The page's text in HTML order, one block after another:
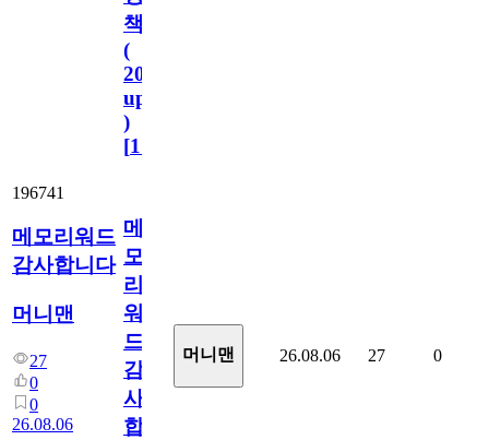
책
(
2023.11.1
update
)
[110
196741
메모리워드
감사합니다
머니맨
27
0
0
26.08.06
메
모
리
워
드
감
사
합
머니맨 26.08.06 27 0